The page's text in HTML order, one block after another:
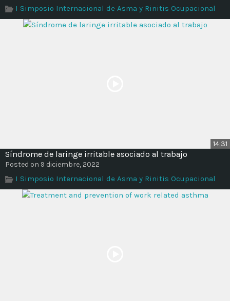
I Simposio Internacional de Asma y Rinitis Ocupacional
14:31
Síndrome de laringe irritable asociado al trabajo
Posted on 9 diciembre, 2022
I Simposio Internacional de Asma y Rinitis Ocupacional